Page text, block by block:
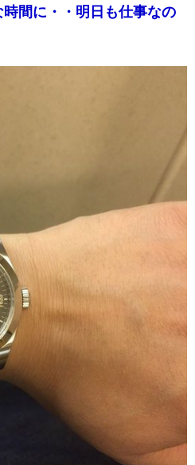
間に・・明日も仕事なの